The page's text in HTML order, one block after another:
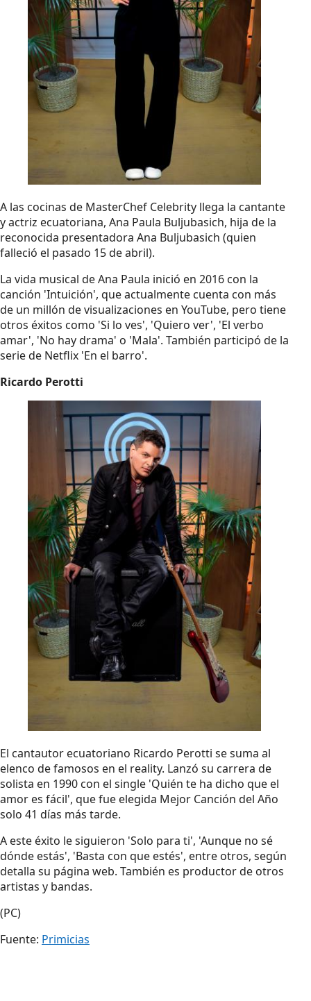
A las cocinas de MasterChef Celebrity llega la cantante
y actriz ecuatoriana, Ana Paula Buljubasich, hija de la
reconocida presentadora Ana Buljubasich (quien
falleció el pasado 15 de abril).
La vida musical de Ana Paula inició en 2016 con la
canción 'Intuición', que actualmente cuenta con más
de un millón de visualizaciones en YouTube, pero tiene
otros éxitos como 'Si lo ves', 'Quiero ver', 'El verbo
amar', 'No hay drama' o 'Mala'. También participó de la
serie de Netflix 'En el barro'.
Ricardo Perotti
El cantautor ecuatoriano Ricardo Perotti se suma al
elenco de famosos en el reality. Lanzó su carrera de
solista en 1990 con el single 'Quién te ha dicho que el
amor es fácil', que fue elegida Mejor Canción del Año
solo 41 días más tarde.
A este éxito le siguieron 'Solo para ti', 'Aunque no sé
dónde estás', 'Basta con que estés', entre otros, según
detalla su página web. También es productor de otros
artistas y bandas.
(PC)
Fuente: Primicias